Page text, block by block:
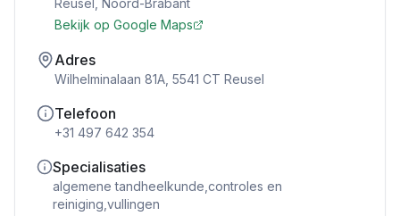
Reusel
Noord-Brabant
Bekijk op Google Maps
Adres
Wilhelminalaan 81A, 5541 CT Reusel
Telefoon
+31 497 642 354
Specialisaties
algemene tandheelkunde,controles en
reiniging,vullingen